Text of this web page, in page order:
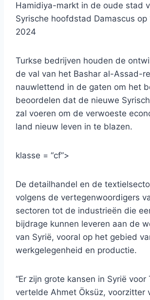
Hamidiya-markt in de oude stad
Syrische hoofdstad Damascus op
2024
Turkse bedrijven houden de
de val van het Bashar al-Assad-
nauwlettend in de gaten om het
beoordelen dat de nieuwe
zal voeren om de verwoeste
land nieuw leven in te blazen.
klasse = “cf”>
De detailhandel en de
volgens de vertegenwoordigers
sectoren tot de industrieën die
bijdrage kunnen leveren aan de
van Syrië, vooral op het gebied
werkgelegenheid en productie.
“Er zijn grote kansen in Syrië voor
vertelde Ahmet Öksüz, voorzitter